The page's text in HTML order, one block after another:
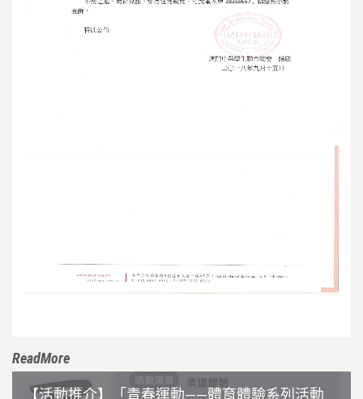
ReadMore
【活動推介】「青春運動——體育體驗系列活動